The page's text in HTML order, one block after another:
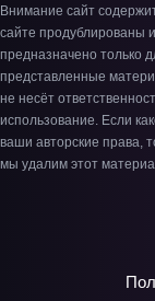
Внимание сайт
сайте продублированы
предназначено только
представленные
не несёт
использование. Если
ваши авторские права,
мы удалим этот